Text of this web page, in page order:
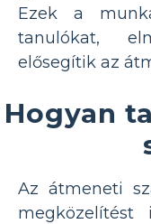
Ezek a
tanulókat,
elősegítik az
Hogyan
Az átmeneti